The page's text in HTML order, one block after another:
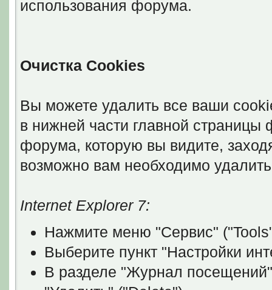
использования форума.
Очистка Cookies
Вы можете удалить все ваши
в нижней части главной
форума, которую вы видите,
возможно вам необходимо
Internet Explorer 7:
Нажмите меню "Сервис"
Выберите пункт "Настройки
В разделе "Журнал